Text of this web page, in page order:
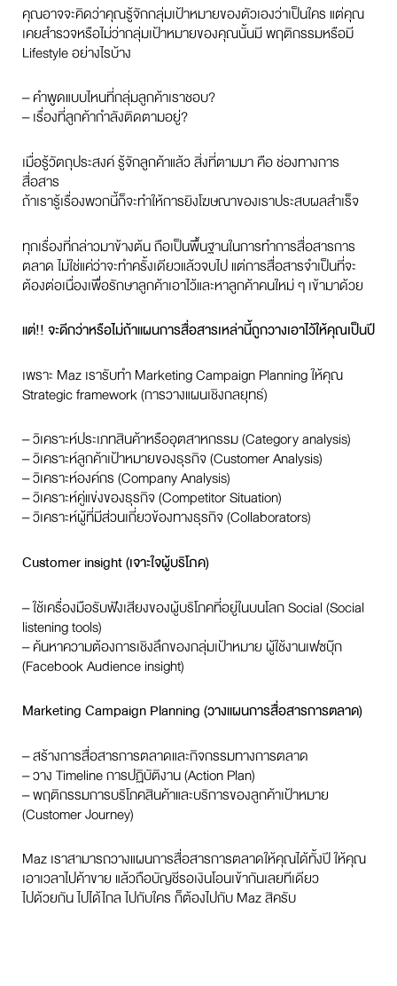
คุณอาจจะคิดว่าคุณรู้จักกลุ่มเป้าหมายของตัวเองว่าเป็นใคร แต่คุณ
เคยสำรวจหรือไม่ว่ากลุ่มเป้าหมายของคุณนั้นมี พฤติกรรมหรือมี
Lifestyle อย่างไรบ้าง
– คำพูดแบบไหนที่กลุ่มลูกค้าเราชอบ?
– เรื่องที่ลูกค้ากำลังติดตามอยู่?
เมื่อรู้วัตถุประสงค์ รู้จักลูกค้าแล้ว สิ่งที่ตามมา คือ ช่องทางการ
สื่อสาร
ถ้าเรารู้เรื่องพวกนี้ก็จะทำให้การยิงโฆษณาของเราประสบผลสำเร็จ
ทุกเรื่องที่กล่าวมาข้างต้น ถือเป็นพื้นฐานในการทำการสื่อสารการ
ตลาด ไม่ใช่แค่ว่าจะทำครั้งเดียวแล้วจบไป แต่การสื่อสารจำเป็นที่จะ
ต้องต่อเนื่องเพื่อรักษาลูกค้าเอาไว้และหาลูกค้าคนใหม่ ๆ เข้ามาด้วย
แต่!! จะดีกว่าหรือไม่ถ้าแผนการสื่อสารเหล่านี้ถูกวางเอาไว้ให้คุณเป็นปี
เพราะ Maz เรารับทำ Marketing Campaign Planning ให้คุณ
Strategic framework (การวางแผนเชิงกลยุทธ์)
– วิเคราะห์ประเภทสินค้าหรืออุตสาหกรรม (Category analysis)
– วิเคราะห์ลูกค้าเป้าหมายของธุรกิจ (Customer Analysis)
– วิเคราะห์องค์กร (Company Analysis)
– วิเคราะห์คู่แข่งของธุรกิจ (Competitor Situation)
– วิเคราะห์ผู้ที่มีส่วนเกี่ยวข้องทางธุรกิจ (Collaborators)
Customer insight (เจาะใจผู้บริโภค)
– ใช้เครื่องมือรับฟังเสียงของผู้บริโภคที่อยู่ในบนโลก Social (Social
listening tools)
– ค้นหาความต้องการเชิงลึกของกลุ่มเป้าหมาย ผู้ใช้งานเฟซบุ๊ก
(Facebook Audience insight)
Marketing Campaign Planning (วางแผนการสื่อสารการตลาด)
– สร้างการสื่อสารการตลาดและกิจกรรมทางการตลาด
– วาง Timeline การปฏิบัติงาน (Action Plan)
– พฤติกรรมการบริโภคสินค้าและบริการของลูกค้าเป้าหมาย
(Customer Journey)
Maz เราสามารถวางแผนการสื่อสารการตลาดให้คุณได้ทั้งปี ให้คุณ
เอาเวลาไปค้าขาย แล้วถือบัญชีรอเงินโอนเข้ากันเลยทีเดียว
ไปด้วยกัน ไปได้ไกล ไปกับใคร ก็ต้องไปกับ Maz สิครับ